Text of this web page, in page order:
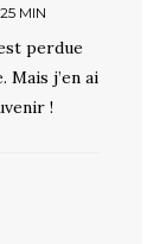
MIN
perdue
j’en ai
!